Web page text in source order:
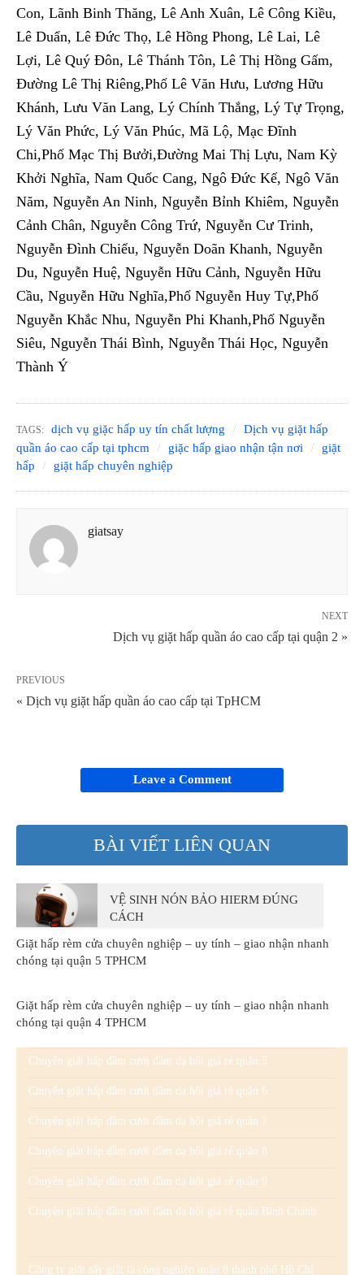
Con, Lãnh Binh Thăng, Lê Anh Xuân, Lê Công Kiều,
Lê Duẩn, Lê Đức Thọ, Lê Hồng Phong, Lê Lai, Lê
Lợi, Lê Quý Đôn, Lê Thánh Tôn, Lê Thị Hồng Gấm,
Đường Lê Thị Riêng,Phố Lê Văn Hưu, Lương Hữu
Khánh, Lưu Văn Lang, Lý Chính Thắng, Lý Tự Trọng,
Lý Văn Phức, Lý Văn Phúc, Mã Lộ, Mạc Đĩnh
Chi,Phố Mạc Thị Bưởi,Đường Mai Thị Lựu, Nam Kỳ
Khởi Nghĩa, Nam Quốc Cang, Ngô Đức Kế, Ngô Văn
Năm, Nguyễn An Ninh, Nguyễn Bỉnh Khiêm, Nguyễn
Cảnh Chân, Nguyễn Công Trứ, Nguyễn Cư Trinh,
Nguyễn Đình Chiểu, Nguyễn Doãn Khanh, Nguyễn
Du, Nguyễn Huệ, Nguyễn Hữu Cảnh, Nguyễn Hữu
Cầu, Nguyễn Hữu Nghĩa,Phố Nguyễn Huy Tự,Phố
Nguyễn Khắc Nhu, Nguyễn Phi Khanh,Phố Nguyễn
Siêu, Nguyễn Thái Bình, Nguyễn Thái Học, Nguyễn
Thành Ý
TAGS: dịch vụ giặc hấp uy tín chất lượng
Dịch vụ giặt hấp
quần áo cao cấp tại tphcm
giặc hấp giao nhận tận nơi
giặt
hấp
giặt hấp chuyên nghiệp
giatsay
NEXT
Dịch vụ giặt hấp quần áo cao cấp tại quận 2 »
PREVIOUS
« Dịch vụ giặt hấp quần áo cao cấp tại TpHCM
Leave a Comment
BÀI VIẾT LIÊN QUAN
VỆ SINH NÓN BẢO HIERM ĐÚNG
CÁCH
Giặt hấp rèm cửa chuyên nghiệp – uy tính – giao nhận nhanh
chóng tại quận 5 TPHCM
Giặt hấp rèm cửa chuyên nghiệp – uy tính – giao nhận nhanh
chóng tại quận 4 TPHCM
Chuyên giặt hấp đầm cưới đầm dạ hội giá rẻ quận 5
Chuyên giặt hấp đầm cưới đầm dạ hội giá rẻ quận 6
Chuyên giặt hấp đầm cưới đầm dạ hội giá rẻ quận 7
Chuyên giặt hấp đầm cưới đầm dạ hội giá rẻ quận 8
Chuyên giặt hấp đầm cưới đầm dạ hội giá rẻ quận 9
Chuyên giặt hấp đầm cưới đầm dạ hội giá rẻ quận Bình Chánh
Công ty giặt sấy giặt là công nghiệp quận 8 thành phố Hồ Chí